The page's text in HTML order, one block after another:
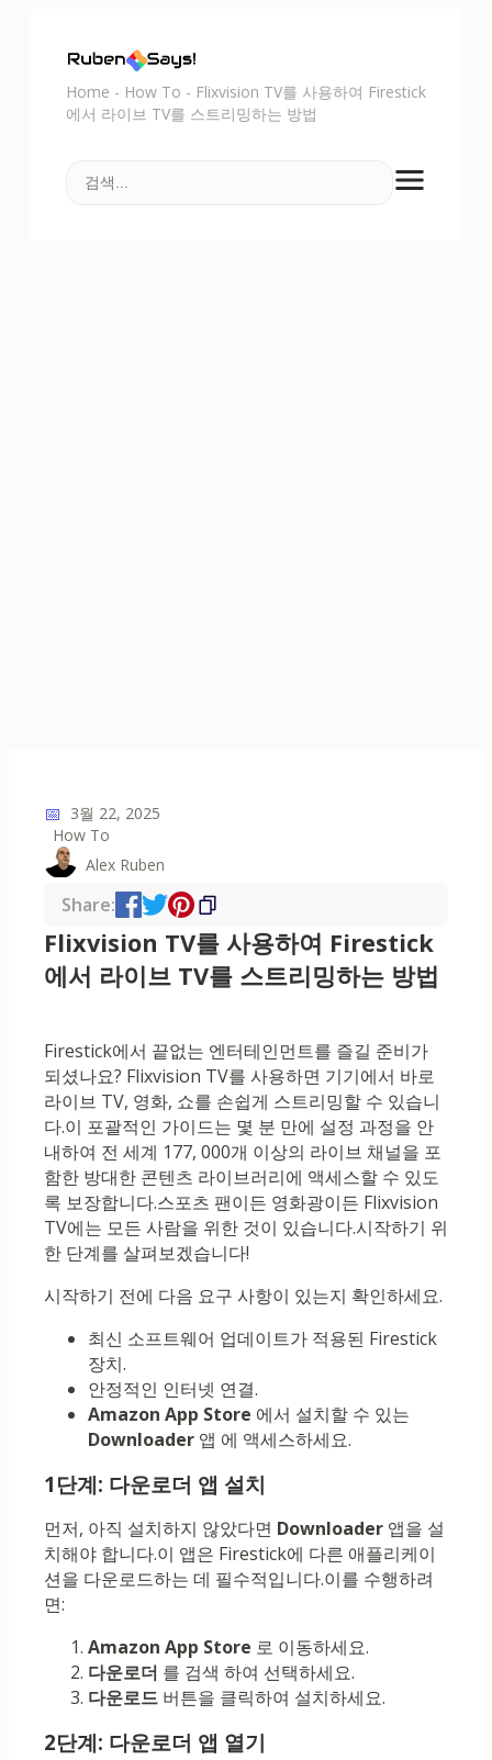
Home - How To - Flixvision TV를 사용하여 Firestick
에서 라이브 TV를 스트리밍하는 방법
📅 3월 22, 2025
How To
Alex Ruben
Share:
Flixvision TV를 사용하여 Firestick
에서 라이브 TV를 스트리밍하는 방법
Firestick에서 끝없는 엔터테인먼트를 즐길 준비가
되셨나요? Flixvision TV를 사용하면 기기에서 바로
라이브 TV, 영화, 쇼를 손쉽게 스트리밍할 수 있습니
다.이 포괄적인 가이드는 몇 분 만에 설정 과정을 안
내하여 전 세계 177, 000개 이상의 라이브 채널을 포
함한 방대한 콘텐츠 라이브러리에 액세스할 수 있도
록 보장합니다.스포츠 팬이든 영화광이든 Flixvision
TV에는 모든 사람을 위한 것이 있습니다.시작하기 위
한 단계를 살펴보겠습니다!
시작하기 전에 다음 요구 사항이 있는지 확인하세요.
최신 소프트웨어 업데이트가 적용된 Firestick
장치.
안정적인 인터넷 연결.
Amazon App Store 에서 설치할 수 있는
Downloader 앱 에 액세스하세요.
1단계: 다운로더 앱 설치
먼저, 아직 설치하지 않았다면 Downloader 앱을 설
치해야 합니다.이 앱은 Firestick에 다른 애플리케이
션을 다운로드하는 데 필수적입니다.이를 수행하려
면:
Amazon App Store 로 이동하세요.
다운로더 를 검색 하여 선택하세요.
다운로드 버튼을 클릭하여 설치하세요.
2단계: 다운로더 앱 열기